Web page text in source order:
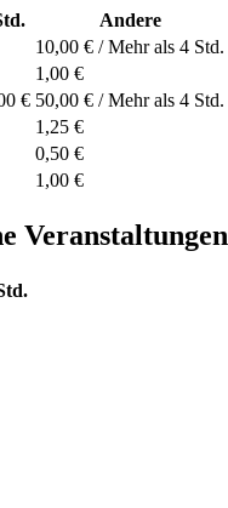
Andere
10,00 € / Mehr als 4 Std.
1,00 €
€ 50,00 € / Mehr als 4 Std.
1,25 €
0,50 €
1,00 €
Veranstaltungen